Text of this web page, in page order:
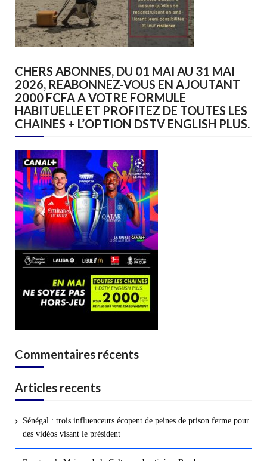
CHERS ABONNES, DU 01 MAI AU 31 MAI
2026, REABONNEZ-VOUS EN AJOUTANT
2000 FCFA A VOTRE FORMULE
HABITUELLE ET PROFITEZ DE TOUTES LES
CHAINES + L’OPTION DSTV ENGLISH PLUS.
Commentaires récents
Articles recents
Sénégal : trois influenceurs écopent de peines de prison ferme pour
des vidéos visant le président